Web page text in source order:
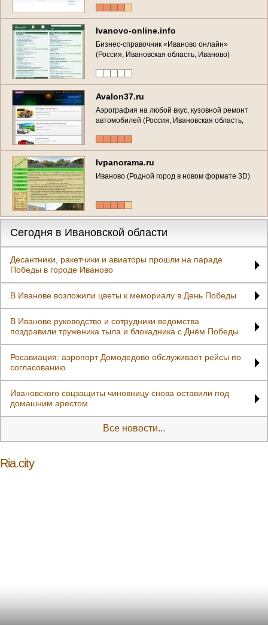
Ivanovo-online.info
Бизнес-справочник «Иваново онлайн»
(Россия, Ивановская область, Иваново)
Avalon37.ru
Аэрография на любой вкус, кузовной ремонт
автомобилей (Россия, Ивановская область,
Ivpanorama.ru
Иваново (Родной город в новом формате 3D)
Сегодня в Ивановской области
Десантники, ракетчики и авиаторы прошли на параде
Победы в городе Иваново
В Иванове возложили цветы к мемориалу в День Победы
В Иванове руководство и сотрудники ведомства
поздравили труженика тыла и блокадника с Днём Победы
Росавиация: аэропорт Домодедово обслуживает рейсы по
согласованию
Ивановского соцзащиты чиновницу снова оставили под
домашним арестом
Все новости...
Ria.city